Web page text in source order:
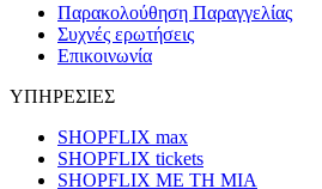
Παρακολούθηση Παραγγελίας
Συχνές ερωτήσεις
Επικοινωνία
ΥΠΗΡΕΣΙΕΣ
SHOPFLIX max
SHOPFLIX tickets
SHOPFLIX ΜΕ ΤΗ ΜΙΑ